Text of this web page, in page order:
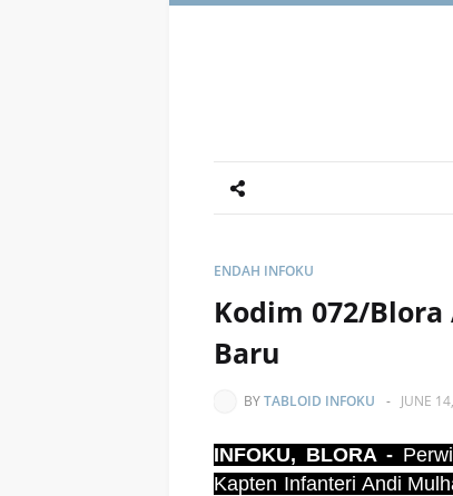
ENDAH INFOKU
Kodim 072/
Baru
BYTABLOID INFOKU - JUNE
INFOKU, BLORA -
Kapten Infanteri Andi